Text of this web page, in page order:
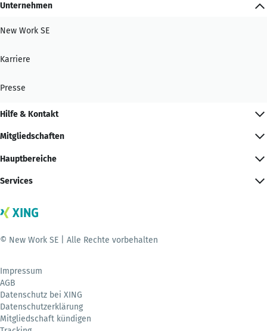
Unternehmen
New Work SE
Karriere
Presse
Hilfe & Kontakt
Mitgliedschaften
Hauptbereiche
Services
© New Work SE | Alle Rechte vorbehalten
Impressum
AGB
Datenschutz bei XING
Datenschutzerklärung
Mitgliedschaft kündigen